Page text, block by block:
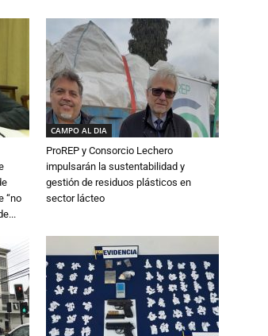
“no
CAMPO AL DIA
ProREP y Consorcio Lechero
impulsarán la sustentabilidad y
gestión de residuos plásticos en
sector lácteo